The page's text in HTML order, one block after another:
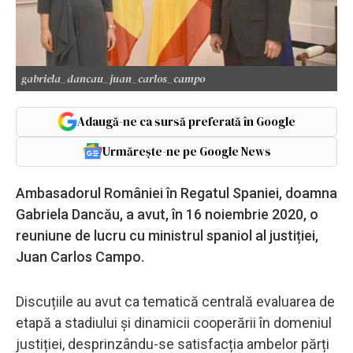
gabriela_dancau_juan_carlos_campo
Adaugă-ne ca sursă preferată în Google
Urmărește-ne pe Google News
Ambasadorul României în Regatul Spaniei, doamna
Gabriela Dancău, a avut, în 16 noiembrie 2020, o
reuniune de lucru cu ministrul spaniol al justiției,
Juan Carlos Campo.
Discuțiile au avut ca tematică centrală evaluarea de
etapă a stadiului și dinamicii cooperării în domeniul
justiției, desprinzându-se satisfacția ambelor părți